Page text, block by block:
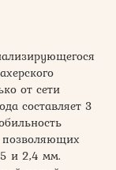
от сети
составляет 3
позволяющих
и 2,4 мм.